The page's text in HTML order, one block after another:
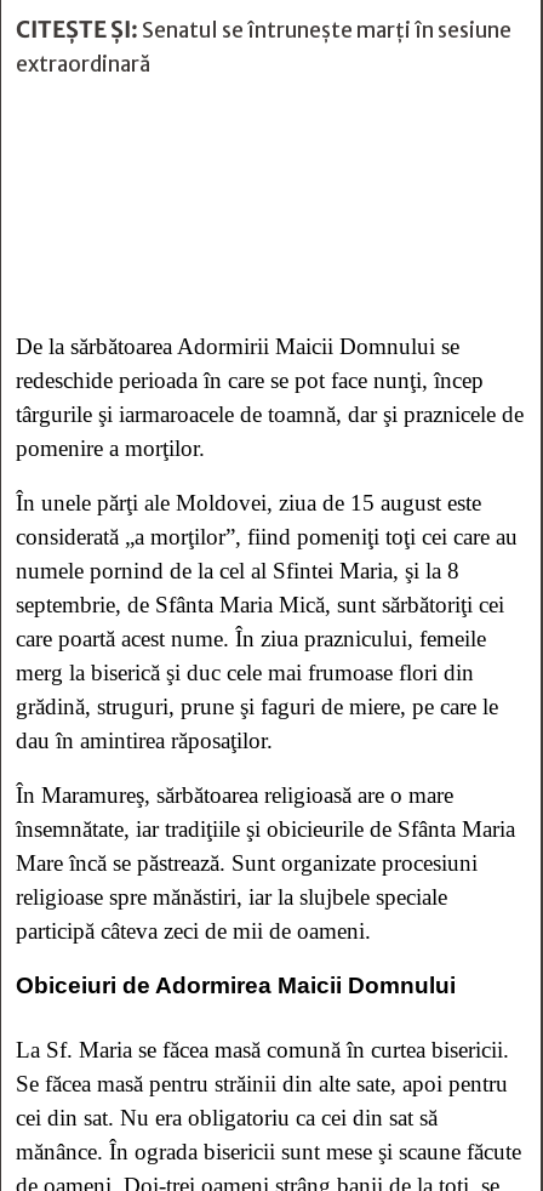
CITEȘTE ȘI: Senatul se întrunește marți în sesiune
extraordinară
De la sărbătoarea Adormirii Maicii Domnului se
redeschide perioada în care se pot face nunţi, încep
târgurile şi iarmaroacele de toamnă, dar şi praznicele de
pomenire a morţilor.
În unele părţi ale Moldovei, ziua de 15 august este
considerată „a morţilor”, fiind pomeniţi toţi cei care au
numele pornind de la cel al Sfintei Maria, şi la 8
septembrie, de Sfânta Maria Mică, sunt sărbătoriţi cei
care poartă acest nume. În ziua praznicului, femeile
merg la biserică şi duc cele mai frumoase flori din
grădină, struguri, prune şi faguri de miere, pe care le
dau în amintirea răposaţilor.
În Maramureş, sărbătoarea religioasă are o mare
însemnătate, iar tradiţiile şi obicieurile de Sfânta Maria
Mare încă se păstrează. Sunt organizate procesiuni
religioase spre mănăstiri, iar la slujbele speciale
participă câteva zeci de mii de oameni.
Obiceiuri de Adormirea Maicii Domnului
La Sf. Maria se făcea masă comună în curtea bisericii.
Se făcea masă pentru străinii din alte sate, apoi pentru
cei din sat. Nu era obligatoriu ca cei din sat să
mănânce. În ograda bisericii sunt mese şi scaune făcute
de oameni. Doi-trei oameni strâng banii de la toţi, se